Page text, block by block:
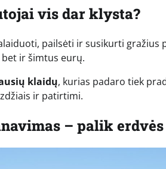
vis dar klysta?
pailsėti ir susikurti gražius
ir šimtus eurų.
klaidų, kurias padaro tiek
ir patirtimi.
– palik